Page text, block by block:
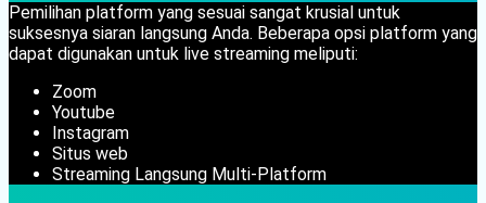
Pemilihan platform yang sesuai sangat krusial untuk
suksesnya siaran langsung Anda. Beberapa opsi platform yang
dapat digunakan untuk live streaming meliputi:
Zoom
Youtube
Instagram
Situs web
Streaming Langsung Multi-Platform